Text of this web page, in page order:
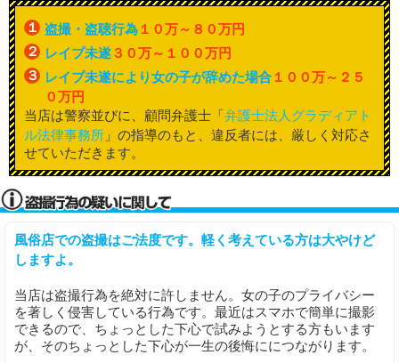
１ 盗撮・盗聴行為 １０万～８０万円
２ レイプ未遂３０万～１００万円
３ レイプ未遂により女の子が辞めた場合 １００万～２５
０万円
当店は警察並びに、顧問弁護士「 弁護士法人グラディアト
ル法律事務所 」の指導のもと、違反者には、厳しく対応さ
せていただきます。
風俗店での盗撮はご法度です。軽く考えている方は大やけど
しますよ。
当店は盗撮行為を絶対に許しません。女の子のプライバシー
を著しく侵害している行為です。最近はスマホで簡単に撮影
できるので、ちょっとした下心で試みようとする方もいます
が、そのちょっとした下心が一生の後悔ににつながります。